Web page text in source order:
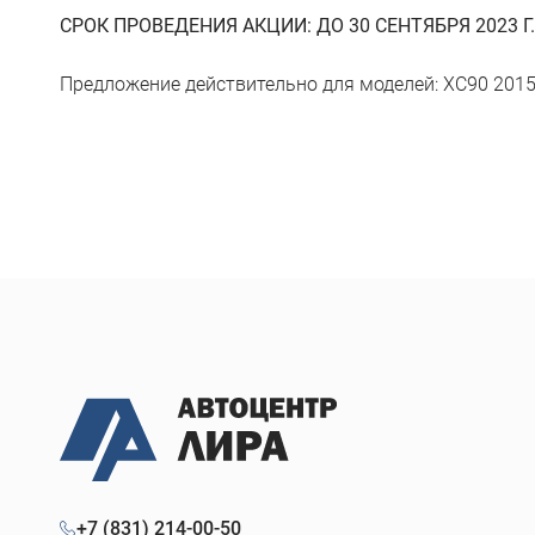
СРОК ПРОВЕДЕНИЯ АКЦИИ: ДО 30 СЕНТЯБРЯ 2023 Г.
Предложение действительно для моделей: XC90
+7 (831) 214-00-50